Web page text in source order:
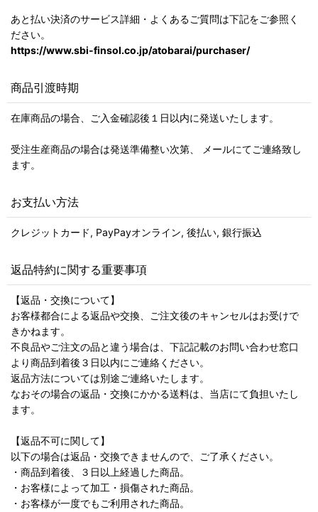
あと払い決済のサービス詳細・よくあるご質問は下記をご参照く
ださい。
https://www.sbi-finsol.co.jp/atobarai/purchaser/
商品引渡時期
在庫商品の場合、ご入金確認後１日以内に発送いたします。
受注生産商品の場合は発送準備整い次第、 メールにてご連絡致し
ます。
お支払い方法
クレジットカード, PayPayオンライン, 後払い, 銀行振込
返品特約に関する重要事項
【返品・交換について】
お客様都合による返品や交換、ご注文後のキャンセルはお受けで
きかねます。
不良品やご注文の品と違う場合は、下記記載のお問い合わせ窓口
より商品到着後３日以内にご連絡ください。
返品方法については別途ご連絡いたします。
なおその場合の返品・交換にかかる送料は、当店にて負担いたし
ます。
【返品不可に関して】
以下の場合は返品・交換できませんので、ご了承ください。
・商品到着後、３日以上経過した商品。
・お客様によって加工・損傷された商品。
・お客様が一度でもご利用された商品。